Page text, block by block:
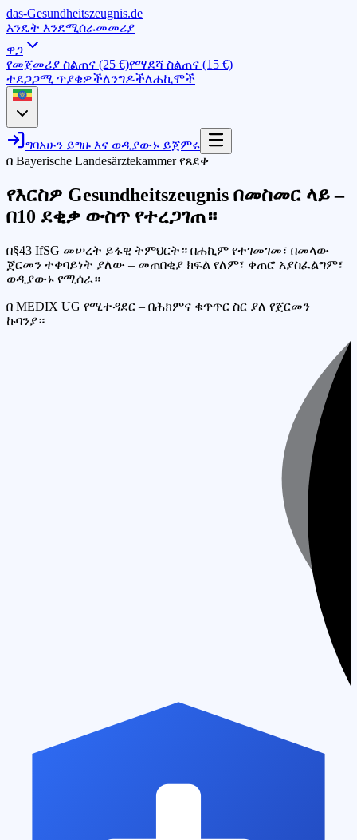
das-Gesundheitszeugnis.de
እንዴት እንደሚሰራመመሪያ
ዋጋ
የመጀመሪያ ስልጠና (25 €)የማደሻ ስልጠና (15 €)
ተደጋጋሚ ጥያቄዎችለንግዶችለሐኪሞች
ግባአሁን ይግዙ እና ወዲያውኑ ይጀምሩ
በ Bayerische Landesärztekammer የጸደቀ
የእርስዎ Gesundheitszeugnis በመስመር ላይ –
በ10 ደቂቃ ውስጥ የተረጋገጠ።
በ§43 IfSG መሠረት ይፋዊ ትምህርት። በሐኪም የተገመገመ፣ በመላው
ጀርመን ተቀባይነት ያለው – መጠበቂያ ክፍል የለም፣ ቀጠሮ አያስፈልግም፣
ወዲያውኑ የሚሰራ።
በ MEDIX UG የሚተዳደር – በሕክምና ቁጥጥር ስር ያለ የጀርመን
ኩባንያ።